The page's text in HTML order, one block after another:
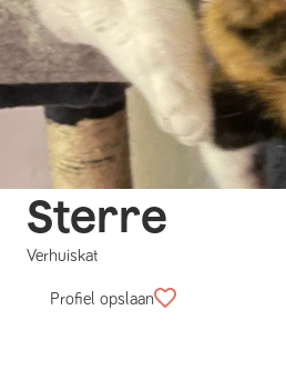
Sterre
Verhuiskat
Profiel opslaan